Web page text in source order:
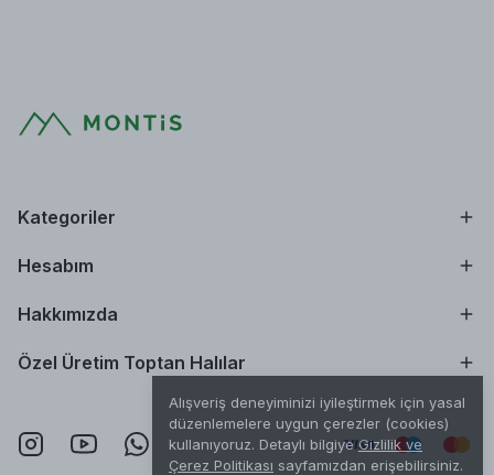
Alışveriş deneyiminizi iyileştirmek için yasal
düzenlemelere uygun çerezler (cookies)
kullanıyoruz. Detaylı bilgiyeGizlilik ve
Çerez Politikası sayfamızdan erişebilirsiniz.
Kategoriler
Hesabım
Hakkımızda
Özel Üretim Toptan Halılar